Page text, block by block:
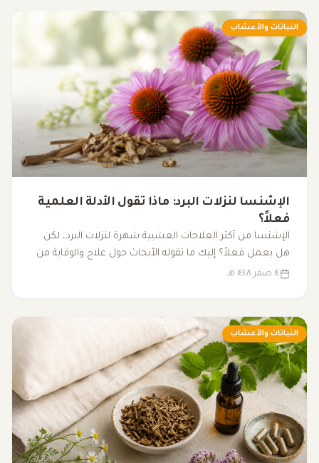
النباتات والأعشاب
الإشنسا لنزلات البرد: ماذا تقول الأدلة العلمية
فعلاً؟
الإشنسا من أكثر العلاجات العشبية شهرة لنزلات البرد، لكن
هل يعمل فعلاً؟ إليك ما تقوله الأبحاث حول علاج والوقاية من
نزلات البرد باستخدام الإشنسا.
١٤ صفر ١٤٤٨ هـ
النباتات والأعشاب